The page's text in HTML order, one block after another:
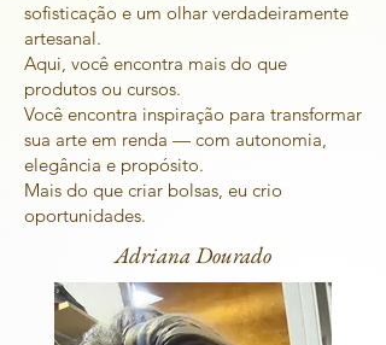
sofisticação e um olhar verdadeiramente
artesanal.
Aqui, você encontra mais do que
produtos ou cursos.
Você encontra inspiração para transformar
sua arte em renda — com autonomia,
elegância e propósito.
Mais do que criar bolsas, eu crio
oportunidades.
Adriana Dourado